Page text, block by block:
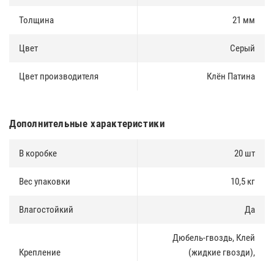
Толщина 21 мм
Цвет Серый
Цвет производителя Клён Патина
Дополнительные характеристики
В коробке 20 шт
Вес упаковки 10,5 кг
Влагостойкий Да
Крепление
Дюбель-гвоздь, Клей
(жидкие гвозди),